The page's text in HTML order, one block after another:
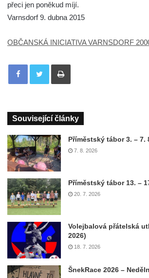
přeci jen poněkud míjí.
Varnsdorf 9. dubna 2015
OBČANSKÁ INICIATIVA VARNSDORF
Tisknout
Související články
Příměstský tábor 3. – 7.
7. 8. 2026
Příměstský tábor 13. –
20. 7. 2026
Volejbalová přátelská
2026)
18. 7. 2026
ŠnekRace 2026 –